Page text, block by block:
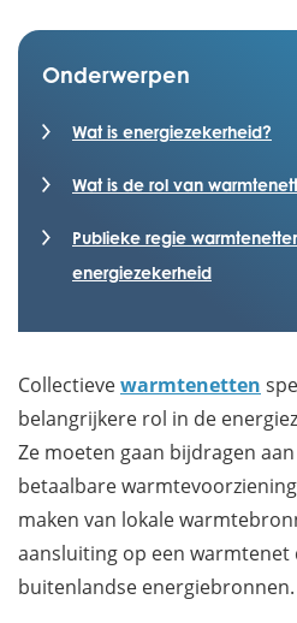
Onderwerpen
Wat is energiezekerheid?
Wat is de rol van
Publieke regie
energiezekerheid
Collectievewarmtenetten
belangrijkere rol in de
Ze moeten gaan bijdragen
betaalbare
maken van lokale
aansluiting op een warmtenet
buitenlandse energiebronnen.